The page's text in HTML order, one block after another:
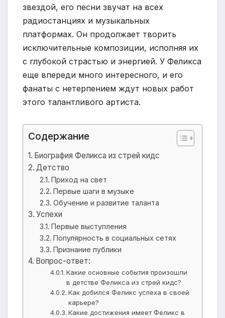
звездой, его песни звучат на всех
радиостанциях и музыкальных
платформах. Он продолжает творить
исключительные композиции, исполняя их
с глубокой страстью и энергией. У Феликса
еще впереди много интересного, и его
фанаты с нетерпением ждут новых работ
этого талантливого артиста.
Содержание
Биография Феликса из стрей кидс
Детство
Приход на свет
Первые шаги в музыке
Обучение и развитие таланта
Успехи
Первые выступления
Популярность в социальных сетях
Признание публики
Вопрос-ответ:
Какие основные события произошли
в детстве Феликса из стрей кидс?
Как добился Феликс успеха в своей
карьере?
Какие достижения имеет Феликс в